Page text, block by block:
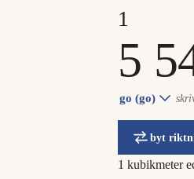
go (go)
byt
1 kubikmeter